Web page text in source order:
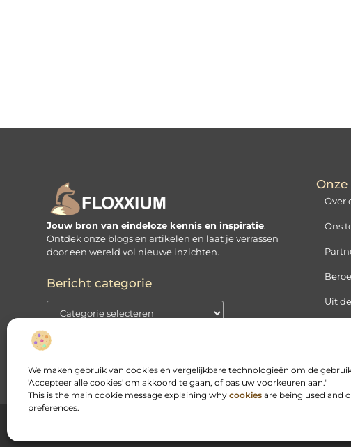
We maken gebruik van cookies en vergelijkbare technologieën om de
'Accepteer alle cookies' om akkoord te gaan, of pas uw voorkeuren aan."
This is the main cookie message explaining why cookies are being used and
preferences.
Jouw bron van eindeloze kennis en inspiratie.
Ontdek onze blogs en artikelen en laat je verrassen
door een wereld vol nieuwe inzichten.
Bericht categorie
Over
Ons
Uit
Blog